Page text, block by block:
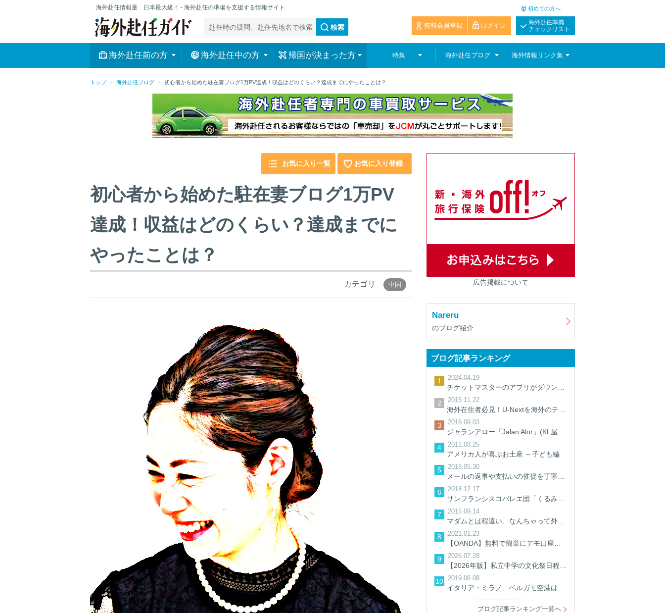
海外赴任情報量 日本最大級！ - 海外赴任の準備を支援する情報サイト
検索
初めての方へ
海外赴任準備
チェックリスト
ログイン
無料会員登録
海外赴任前の方 海外赴任中の方 帰国が決まった方 特集 海外赴任ブログ 海外情報リンク集
トップ 海外赴任ブログ 初心者から始めた駐在妻ブログ1万PV達成！収益はどのくらい？達成までにやったことは？
お気に入り一覧 お気に入り登録
初心者から始めた駐在妻ブログ1万PV
達成！収益はどのくらい？達成までに
やったことは？
カテゴリ 中国 広告掲載について
Nareru
のブログ紹介
ブログ記事ランキング
2024.04.19
2015.11.22
2016.09.03
2011.08.25
アメリカ人が喜ぶお土産 ～子ども編
2018.05.30
2018.12.17
2015.09.14
2021.01.23
2026.07.28
2019.06.08
ブログ記事ランキング一覧へ